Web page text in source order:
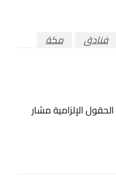
فنادق مكة
الحقول الإلزامية مشار